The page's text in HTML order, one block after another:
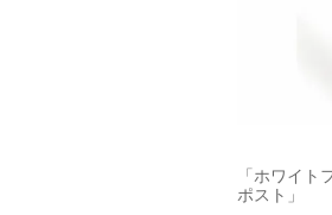
「ホワイト
ポスト」